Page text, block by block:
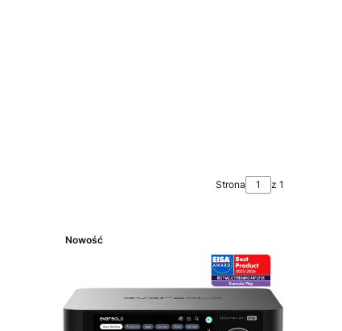
Strona z 1
Nowość